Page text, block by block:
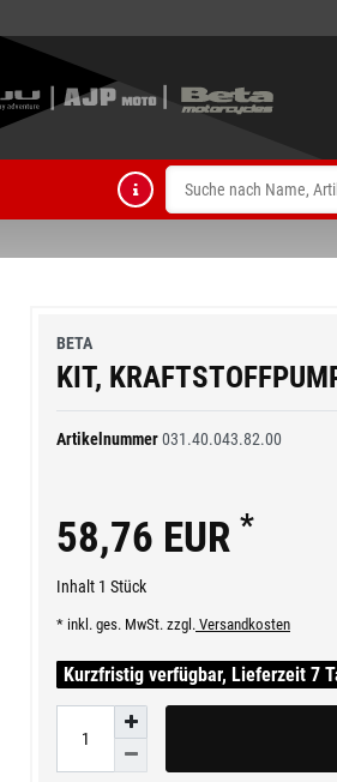
BETA
KIT,
Artikelnummer031.40.043.82.00
58,76 EUR *
Inhalt 1 Stück
* inkl. ges. MwSt. zzgl. Versandkosten
Kurzfristig verfügbar, Lieferzeit 7